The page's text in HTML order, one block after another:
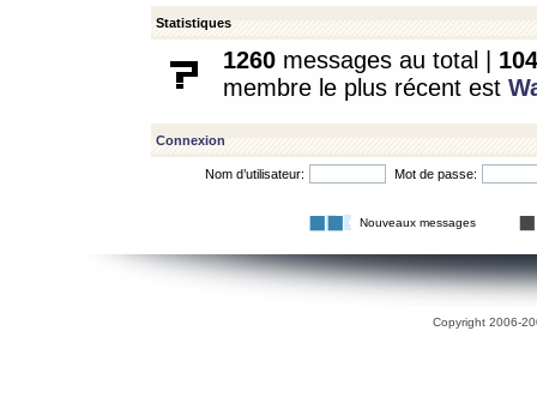
Statistiques
1260 messages au total | 104
membre le plus récent est
Connexion
Nom d’utilisateur: Mot de passe:
Nouveaux messages
Copyright 2006-